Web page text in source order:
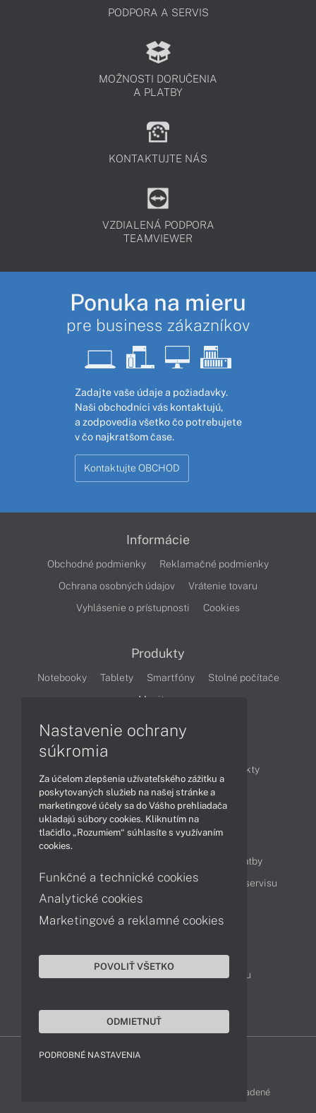
PODPORA A SERVIS
MOŽNOSTI DORUČENIA
A PLATBY
KONTAKTUJTE NÁS
VZDIALENÁ PODPORA
TEAMVIEWER
Ponuka na mieru
pre business zákazníkov
Zadajte vaše údaje a požiadavky.
Naši obchodníci vás kontaktujú,
a zodpovedia všetko čo potrebujete
v čo najkratšom čase.
Kontaktujte OBCHOD
Informácie
Obchodné podmienky
Reklamačné podmienky
Ochrana osobných údajov
Vrátenie tovaru
Vyhlásenie o prístupnosti
Cookies
Produkty
Notebooky Tablety Smartfóny
Stolné počítače
Monitory
Produkty
Technológie
Videá
Obsah
Možnosti doručenia a platby
Podpora a servis
Servisné služby Cenník servisu
Kontakty
043 4224 771
Obchodné oddelenie
Reklamácia tovaru
LENOVO-SHOP © 2013 - 2026 Všetky práva vyhradené
Nastavenie ochrany
súkromia
Za účelom zlepšenia užívateľského zážitku a
poskytovaných služieb na našej stránke a
marketingové účely sa do Vášho prehliadača
ukladajú súbory cookies. Kliknutím na
tlačidlo „Rozumiem“ súhlasíte s využívaním
cookies.
Funkčné a technické cookies
Analytické cookies
Marketingové a reklamné cookies
POVOLIŤ VŠETKO
ODMIETNUŤ
PODROBNÉ NASTAVENIA